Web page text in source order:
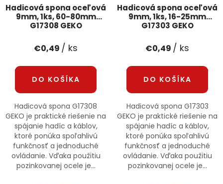
Hadicová spona oceľová
9mm, 1ks, 60-80mm
G17308 GEKO
€0,49 / ks
DO KOŠÍKA
Hadicová spona G17308
GEKO je praktické riešenie na
spájanie hadíc a káblov,
ktoré ponúka spoľahlivú
funkčnosť a jednoduché
ovládanie. Vďaka použitiu
pozinkovanej ocele je...
Hadicová spona oceľová
9mm, 1ks, 16-25mm
G17303 GEKO
€0,49 / ks
DO KOŠÍKA
Hadicová spona G17303
GEKO je praktické riešenie na
spájanie hadíc a káblov,
ktoré ponúka spoľahlivú
funkčnosť a jednoduché
ovládanie. Vďaka použitiu
pozinkovanej ocele je...